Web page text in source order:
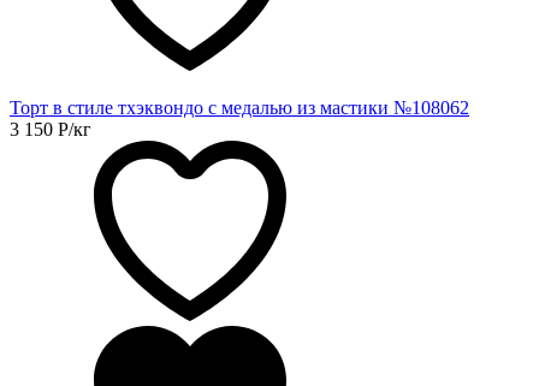
Торт в стиле тхэквондо с медалью из мастики №108062
3 150 Р/кг